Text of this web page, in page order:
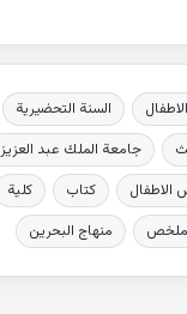
الاطفال السنة التحضيرية
جامعة الملك عبد العزيز
الاطفال كتاب كلية
ملخص منهاج البحرين